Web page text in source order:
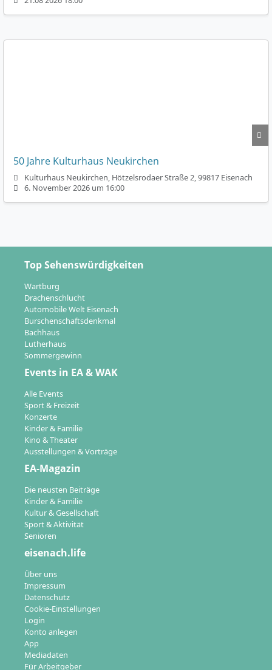
50 Jahre Kulturhaus Neukirchen
Kulturhaus Neukirchen, Hötzelsrodaer Straße 2, 99817 Eisenach
6. November 2026 um 16:00
Top Sehenswürdigkeiten
Wartburg
Drachenschlucht
Automobile Welt Eisenach
Burschenschaftsdenkmal
Bachhaus
Lutherhaus
Sommergewinn
Events in EA & WAK
Alle Events
Sport & Freizeit
Konzerte
Kinder & Familie
Kino & Theater
Ausstellungen & Vorträge
EA-Magazin
Die neusten Beiträge
Kinder & Familie
Kultur & Gesellschaft
Sport & Aktivität
Senioren
eisenach.life
Über uns
Impressum
Datenschutz
Cookie-Einstellungen
Login
Konto anlegen
App
Mediadaten
Für Arbeitgeber